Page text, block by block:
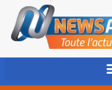
contenu